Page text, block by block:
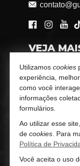
VEJA
trabalhe
Imóveis
Mapa de
Utilizamos cookies
experiência,
como você
informações
formulários.
Ao utilizar esse
de cookies . Para
Política de
Você aceita o uso